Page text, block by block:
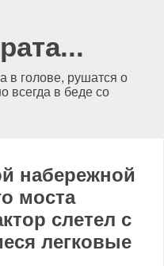
в голове, рушатся о
всегда в беде со
набережной
моста
слетел с
легковые